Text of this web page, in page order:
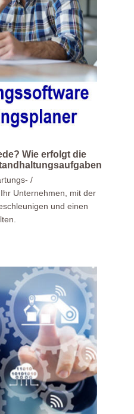
Wie erfolgt die
/
Unternehmen, mit der
und einen